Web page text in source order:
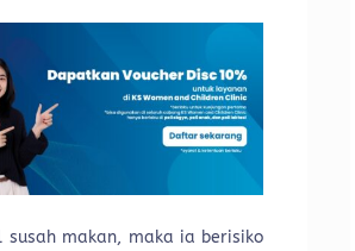
susah makan, maka ia berisiko